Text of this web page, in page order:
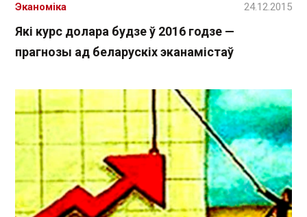
Які курс долара будзе ў 2016 годзе —
прагнозы ад беларускіх эканамістаў
Эканоміка 24.12.2015